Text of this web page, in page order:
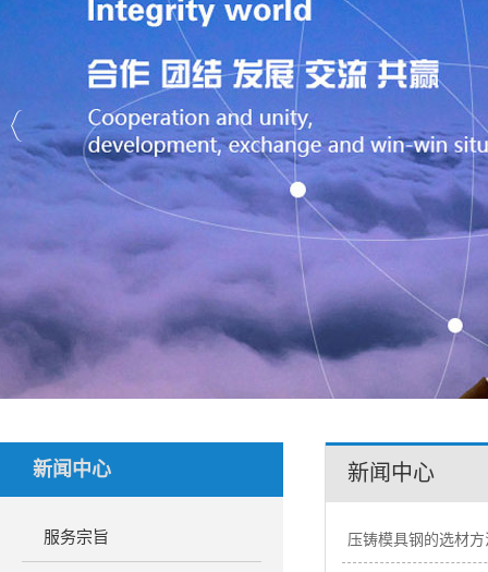
新闻中心
服务宗旨
新闻中心
压铸模具钢的选材方